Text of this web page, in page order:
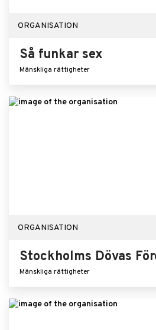
ORGANISATION
Så funkar sex
Mänskliga rättigheter
ORGANISATION
Stockholms Dövas
Mänskliga rättigheter